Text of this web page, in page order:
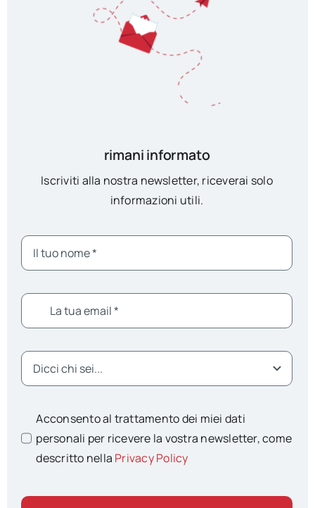
rimani informato
Iscriviti alla nostra newsletter, riceverai solo
informazioni utili.
Acconsento al trattamento dei miei dati
personali per ricevere la vostra newsletter, come
descritto nella Privacy Policy